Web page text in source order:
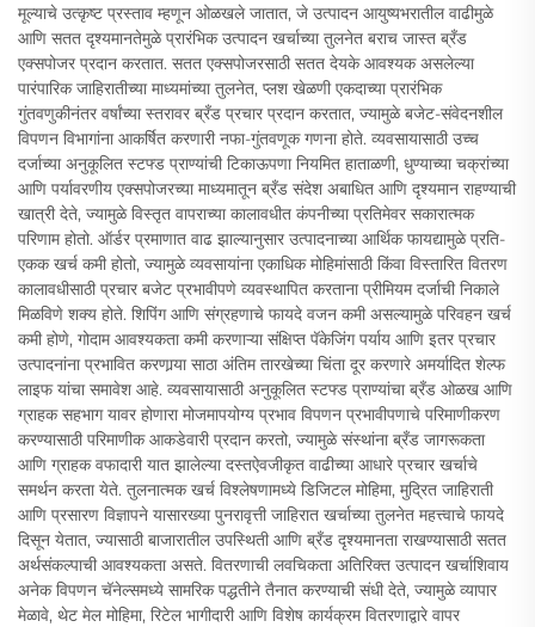
मूल्याचे उत्कृष्ट प्रस्ताव म्हणून ओळखले जातात, जे उत्पादन आयुष्यभरातील वाढीमुळे
आणि सतत दृश्यमानतेमुळे प्रारंभिक उत्पादन खर्चाच्या तुलनेत बराच जास्त ब्रँड
एक्सपोजर प्रदान करतात. सतत एक्सपोजरसाठी सतत देयके आवश्यक असलेल्या
पारंपारिक जाहिरातीच्या माध्यमांच्या तुलनेत, प्लश खेळणी एकदाच्या प्रारंभिक
गुंतवणुकीनंतर वर्षांच्या स्तरावर ब्रँड प्रचार प्रदान करतात, ज्यामुळे बजेट-संवेदनशील
विपणन विभागांना आकर्षित करणारी नफा-गुंतवणूक गणना होते. व्यवसायासाठी उच्च
दर्जाच्या अनुकूलित स्टफ्ड प्राण्यांची टिकाऊपणा नियमित हाताळणी, धुण्याच्या चक्रांच्या
आणि पर्यावरणीय एक्सपोजरच्या माध्यमातून ब्रँड संदेश अबाधित आणि दृश्यमान राहण्याची
खात्री देते, ज्यामुळे विस्तृत वापराच्या कालावधीत कंपनीच्या प्रतिमेवर सकारात्मक
परिणाम होतो. ऑर्डर प्रमाणात वाढ झाल्यानुसार उत्पादनाच्या आर्थिक फायद्यामुळे प्रति-
एकक खर्च कमी होतो, ज्यामुळे व्यवसायांना एकाधिक मोहिमांसाठी किंवा विस्तारित वितरण
कालावधीसाठी प्रचार बजेट प्रभावीपणे व्यवस्थापित करताना प्रीमियम दर्जाची निकाले
मिळविणे शक्य होते. शिपिंग आणि संग्रहणाचे फायदे वजन कमी असल्यामुळे परिवहन खर्च
कमी होणे, गोदाम आवश्यकता कमी करणाऱ्या संक्षिप्त पॅकेजिंग पर्याय आणि इतर प्रचार
उत्पादनांना प्रभावित करणार्‍या साठा अंतिम तारखेच्या चिंता दूर करणारे अमर्यादित शेल्फ
लाइफ यांचा समावेश आहे. व्यवसायासाठी अनुकूलित स्टफ्ड प्राण्यांचा ब्रँड ओळख आणि
ग्राहक सहभाग यावर होणारा मोजमापयोग्य प्रभाव विपणन प्रभावीपणाचे परिमाणीकरण
करण्यासाठी परिमाणीक आकडेवारी प्रदान करतो, ज्यामुळे संस्थांना ब्रँड जागरूकता
आणि ग्राहक वफादारी यात झालेल्या दस्तऐवजीकृत वाढीच्या आधारे प्रचार खर्चाचे
समर्थन करता येते. तुलनात्मक खर्च विश्लेषणामध्ये डिजिटल मोहिमा, मुद्रित जाहिराती
आणि प्रसारण विज्ञापने यासारख्या पुनरावृत्ती जाहिरात खर्चाच्या तुलनेत महत्त्वाचे फायदे
दिसून येतात, ज्यासाठी बाजारातील उपस्थिती आणि ब्रँड दृश्यमानता राखण्यासाठी सतत
अर्थसंकल्पाची आवश्यकता असते. वितरणाची लवचिकता अतिरिक्त उत्पादन खर्चाशिवाय
अनेक विपणन चॅनेल्समध्ये सामरिक पद्धतीने तैनात करण्याची संधी देते, ज्यामुळे व्यापार
मेळावे, थेट मेल मोहिमा, रिटेल भागीदारी आणि विशेष कार्यक्रम वितरणाद्वारे वापर